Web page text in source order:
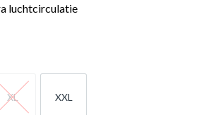
luchtcirculatie
XL
XL
XXL
XXL